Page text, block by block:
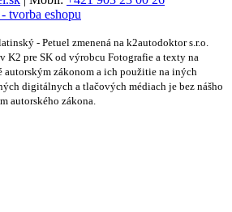
tvorba eshopu
- Petuel zmenená na k2autodoktor s.r.o.
K2 pre SK od výrobcu Fotografie a texty na
autorským zákonom a ich použitie na iných
digitálnych a tlačových médiach je bez nášho
autorského zákona.